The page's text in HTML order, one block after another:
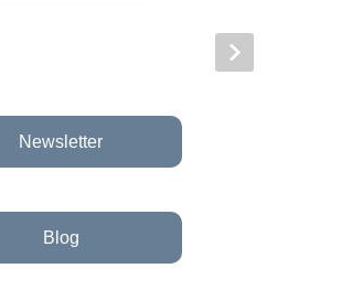
Newsletter
Blog